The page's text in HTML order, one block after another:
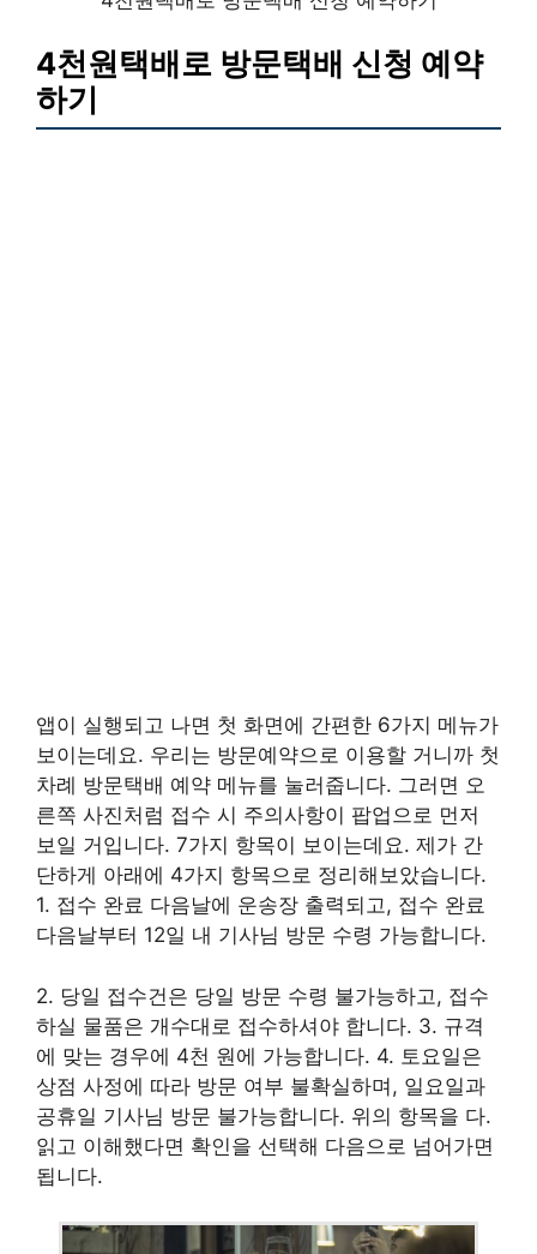
4천원택배로 방문택배 신청 예약
하기
앱이 실행되고 나면 첫 화면에 간편한 6가지 메뉴가
보이는데요. 우리는 방문예약으로 이용할 거니까 첫
차례 방문택배 예약 메뉴를 눌러줍니다. 그러면 오
른쪽 사진처럼 접수 시 주의사항이 팝업으로 먼저
보일 거입니다. 7가지 항목이 보이는데요. 제가 간
단하게 아래에 4가지 항목으로 정리해보았습니다.
1. 접수 완료 다음날에 운송장 출력되고, 접수 완료
다음날부터 12일 내 기사님 방문 수령 가능합니다.
2. 당일 접수건은 당일 방문 수령 불가능하고, 접수
하실 물품은 개수대로 접수하셔야 합니다. 3. 규격
에 맞는 경우에 4천 원에 가능합니다. 4. 토요일은
상점 사정에 따라 방문 여부 불확실하며, 일요일과
공휴일 기사님 방문 불가능합니다. 위의 항목을 다.
읽고 이해했다면 확인을 선택해 다음으로 넘어가면
됩니다.